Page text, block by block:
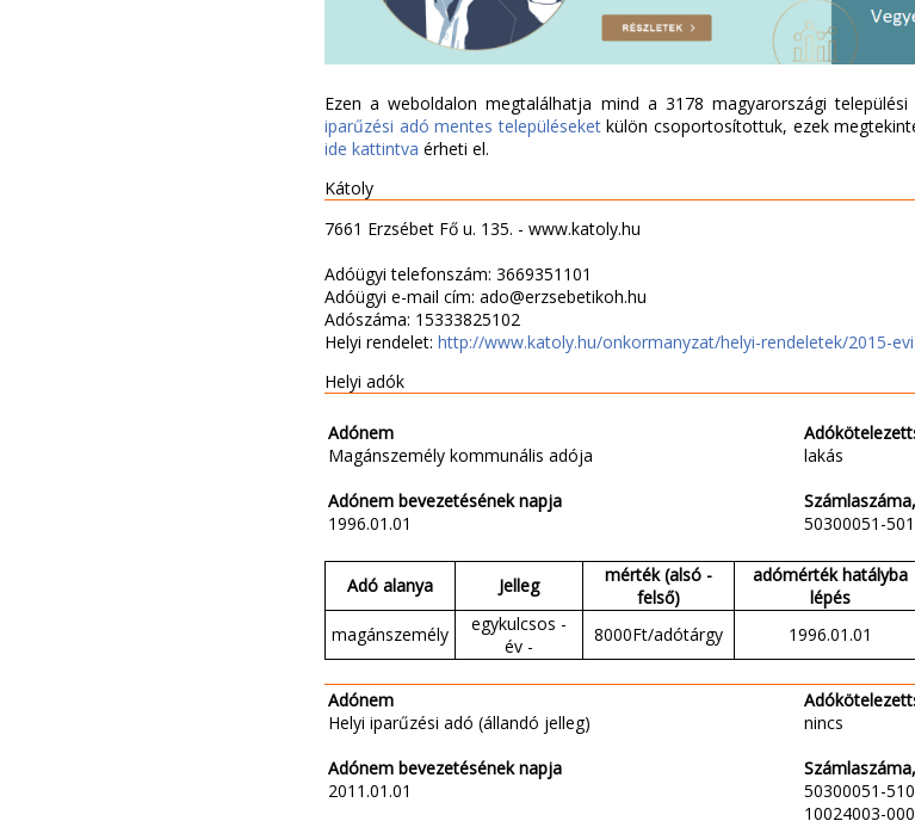
Ezen a weboldalon megtalálhatja mind a 3178 magyarországi
iparűzési adó mentes településeketkülön csoportosítottuk, ezek
ide kattintva érheti el.
Kátoly
7661 Erzsébet Fő u. 135. - www.katoly.hu
Adóügyi telefonszám: 3669351101
Adóügyi e-mail cím: ado@erzsebetikoh.hu
Adószáma: 15333825102
Helyi rendelet: http://www.katoly.hu/onkormanyzat/helyi-rendeletek/2015-
Helyi adók
Adónem
Magánszemély kommunális adója
Adónem bevezetésének napja
1996.01.01
lakás
50300051-
Adó alanya Jelleg
mérték (alsó -
felső)
adómérték hatályba
lépés
magánszemély
egykulcsos -
év -
8000Ft/adótárgy 1996.01.01
Adónem
Helyi iparűzési adó (állandó jelleg)
Adónem bevezetésének napja
2011.01.01
nincs
50300051-
10024003-